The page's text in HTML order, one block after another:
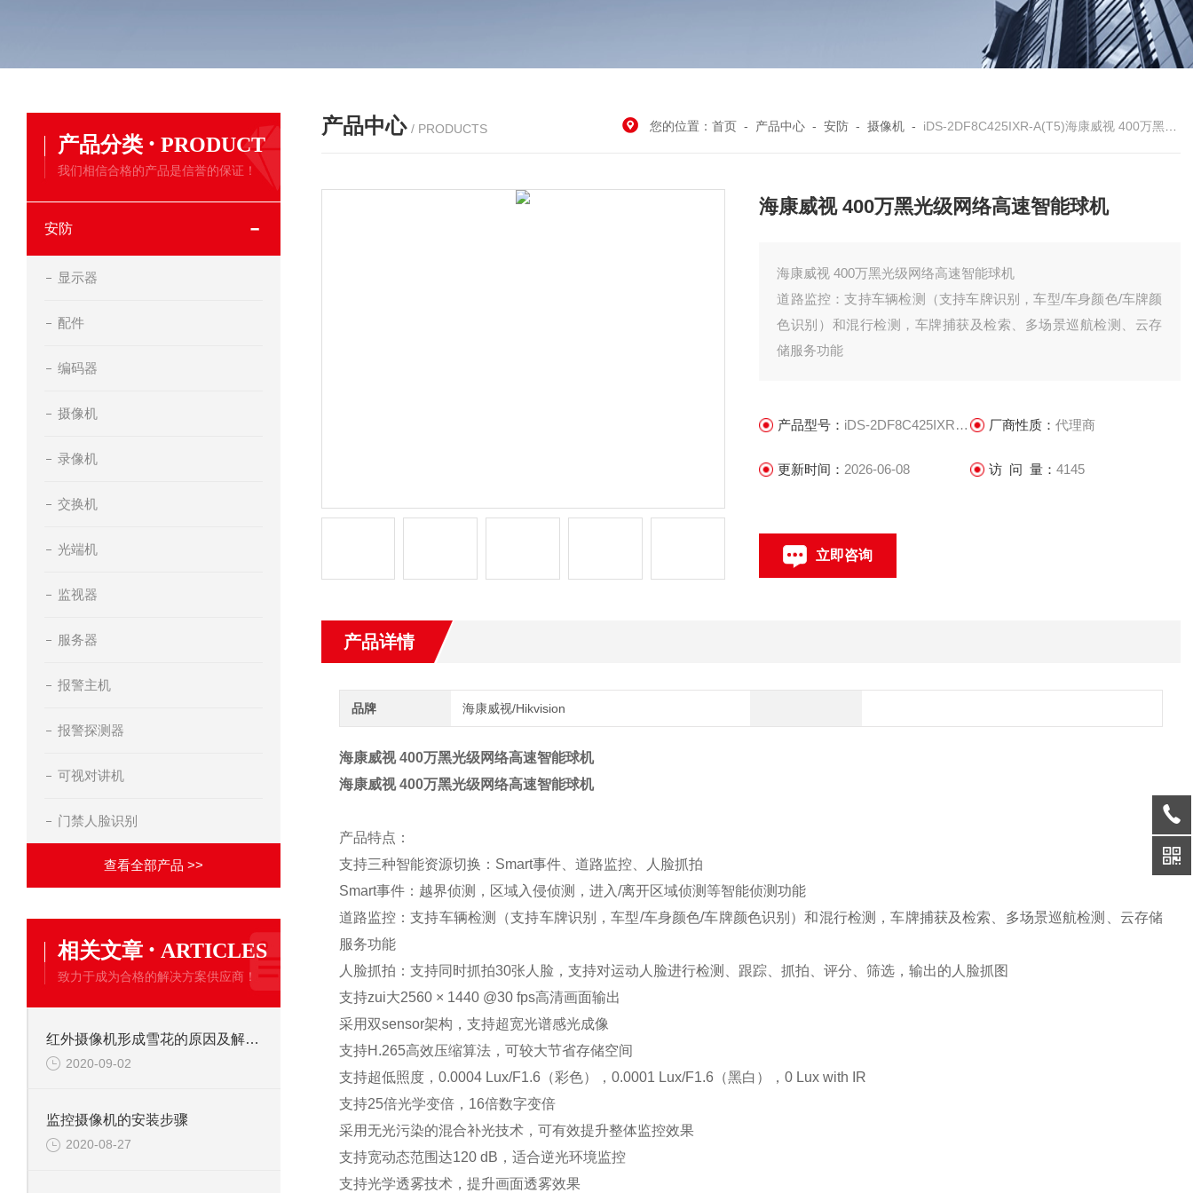
产品分类 · PRODUCT
我们相信合格的产品是信誉的保证！
安防
显示器
配件
编码器
摄像机
录像机
交换机
光端机
监视器
服务器
报警主机
报警探测器
可视对讲机
门禁人脸识别
查看全部产品 >>
相关文章 · ARTICLES
致力于成为合格的解决方案供应商！
红外摄像机形成雪花的原因及解决办法
2020-09-02
监控摄像机的安装步骤
2020-08-27
产品中心 / PRODUCTS 您的位置：首页 - 产品中心 -安防 -摄像机 - iDS-2DF8C425IXR-A(T5)海康威视 400万黑光级网络高速智能球机
海康威视 400万黑光级网络高速智能球机
海康威视 400万黑光级网络高速智能球机
道路监控：支持车辆检测（支持车牌识别，车型/车身颜色/车牌颜
色识别）和混行检测，车牌捕获及检索、多场景巡航检测、云存
储服务功能
产品型号： iDS-2DF8C425IXR-A(T5) 厂商性质： 代理商
更新时间： 2026-06-08 访 问 量： 4145
立即咨询
产品详情
品牌 海康威视/Hikvision
海康威视 400万黑光级网络高速智能球机
海康威视 400万黑光级网络高速智能球机
产品特点：
支持三种智能资源切换：Smart事件、道路监控、人脸抓拍
Smart事件：越界侦测，区域入侵侦测，进入/离开区域侦测等智能侦测功能
道路监控：支持车辆检测（支持车牌识别，车型/车身颜色/车牌颜色识别）和混行检测，车牌捕获及检索、多场景巡航检测、云存储
服务功能
人脸抓拍：支持同时抓拍30张人脸，支持对运动人脸进行检测、跟踪、抓拍、评分、筛选，输出的人脸抓图
支持zui大2560 × 1440 @30 fps高清画面输出
采用双sensor架构，支持超宽光谱感光成像
支持H.265高效压缩算法，可较大节省存储空间
支持超低照度，0.0004 Lux/F1.6（彩色），0.0001 Lux/F1.6（黑白），0 Lux with IR
支持25倍光学变倍，16倍数字变倍
采用无光污染的混合补光技术，可有效提升整体监控效果
支持宽动态范围达120 dB，适合逆光环境监控
支持光学透雾技术，提升画面透雾效果